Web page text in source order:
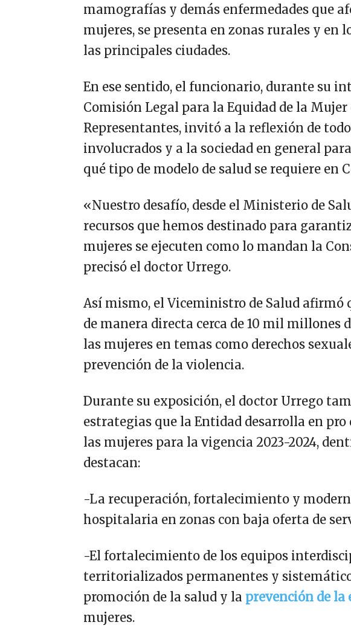
mamografías y demás enfermedades que
mujeres, se presenta en zonas rurales y en
las principales ciudades.
En ese sentido, el funcionario, durante su
Comisión Legal para la Equidad de la Mujer
Representantes, invitó a la reflexión de
involucrados y a la sociedad en general
qué tipo de modelo de salud se requiere en
«Nuestro desafío, desde el Ministerio de
recursos que hemos destinado para
mujeres se ejecuten como lo mandan la
precisó el doctor Urrego.
Así mismo, el Viceministro de Salud
de manera directa cerca de 10 mil millones
las mujeres en temas como derechos
prevención de la violencia.
Durante su exposición, el doctor Urrego
estrategias que la Entidad desarrolla en
las mujeres para la vigencia 2023-2024,
destacan:
-La recuperación, fortalecimiento y
hospitalaria en zonas con baja oferta de
-El fortalecimiento de los equipos
territorializados permanentes y
promoción de la salud y la prevención de la
mujeres.